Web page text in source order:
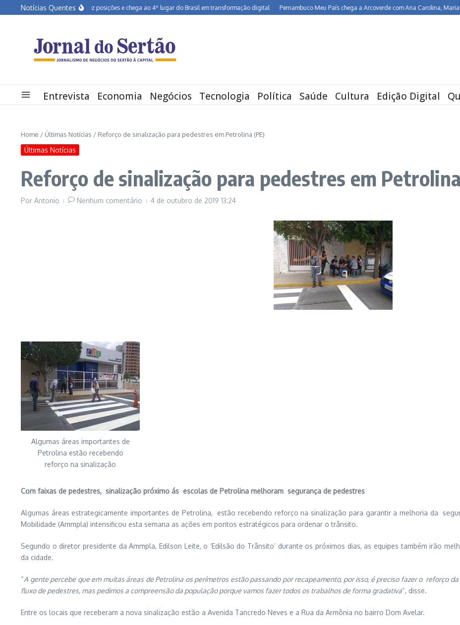
Ir para o conteúdo
Notícias Quentes
Pernambuco salta dez posições e chega ao 4º lugar do Brasil em transformação digital Pernambuco Meu País chega a Arcoverde com Ana Carolina, Maria Rita,
Entrevista Economia Negócios Tecnologia Política Saúde Cultura Edição Digital
Home / Últimas Notícias / Reforço de sinalização para pedestres em Petrolina (PE)
Últimas Notícias
Reforço de sinalização para pedestres em
Por Antonio Nenhum comentário 4 de outubro de 2019 13:24
Algumas áreas importantes de
Petrolina estão recebendo
reforço na sinalização
Com faixas de pedestres, sinalização próximo ás escolas de Petrolina melhoram segurança de pedestres
Algumas áreas estrategicamente importantes de Petrolina, estão recebendo reforço na sinalização para garantir a melhoria da
Mobilidade (Ammpla) intensificou esta semana as ações em pontos estratégicos para ordenar o trânsito.
Segundo o diretor presidente da Ammpla, Edilson Leite, o ‘Edilsão do Trânsito’ durante os próximos dias, as equipes também irão
da cidade.
“A gente percebe que em muitas áreas de Petrolina os perímetros estão passando por recapeamento, por isso, é preciso fazer o reforço
fluxo de pedestres, mas pedimos a compreensão da população porque vamos fazer todos os trabalhos de forma gradativa“, disse.
Entre os locais que receberam a nova sinalização estão a Avenida Tancredo Neves e a Rua da Armônia no bairro Dom Avelar.